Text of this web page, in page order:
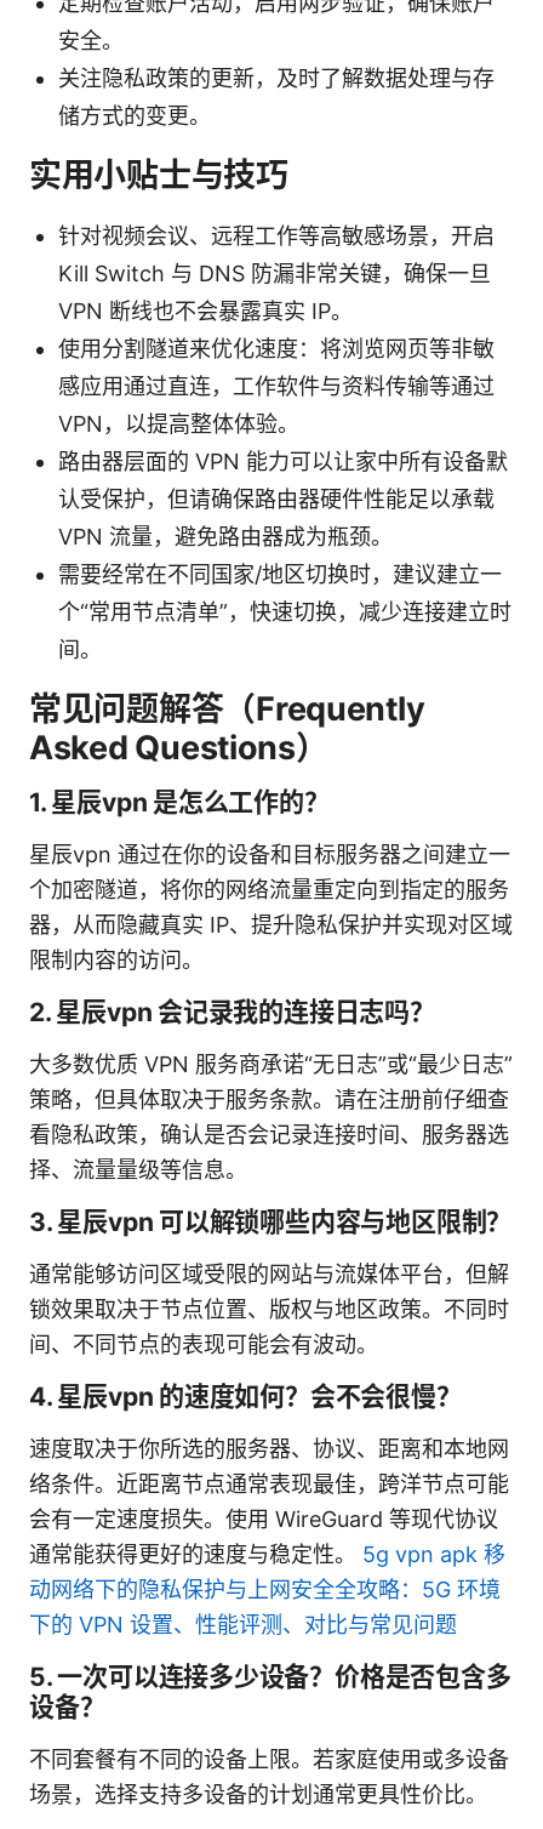
安全。
关注隐私政策的更新，及时了解数据处理与存
储方式的变更。
实用小贴士与技巧
针对视频会议、远程工作等高敏感场景，开启
Kill Switch 与 DNS 防漏非常关键，确保一旦
VPN 断线也不会暴露真实 IP。
使用分割隧道来优化速度：将浏览网页等非敏
感应用通过直连，工作软件与资料传输等通过
VPN，以提高整体体验。
路由器层面的 VPN 能力可以让家中所有设备默
认受保护，但请确保路由器硬件性能足以承载
VPN 流量，避免路由器成为瓶颈。
需要经常在不同国家/地区切换时，建议建立一
个“常用节点清单”，快速切换，减少连接建立时
间。
常见问题解答（Frequently
Asked Questions）
1. 星辰vpn 是怎么工作的？
星辰vpn 通过在你的设备和目标服务器之间建立一
个加密隧道，将你的网络流量重定向到指定的服务
器，从而隐藏真实 IP、提升隐私保护并实现对区域
限制内容的访问。
2. 星辰vpn 会记录我的连接日志吗？
大多数优质 VPN 服务商承诺“无日志”或“最少日志”
策略，但具体取决于服务条款。请在注册前仔细查
看隐私政策，确认是否会记录连接时间、服务器选
择、流量量级等信息。
3. 星辰vpn 可以解锁哪些内容与地区限制？
通常能够访问区域受限的网站与流媒体平台，但解
锁效果取决于节点位置、版权与地区政策。不同时
间、不同节点的表现可能会有波动。
4. 星辰vpn 的速度如何？会不会很慢？
速度取决于你所选的服务器、协议、距离和本地网
络条件。近距离节点通常表现最佳，跨洋节点可能
会有一定速度损失。使用 WireGuard 等现代协议
通常能获得更好的速度与稳定性。 5g vpn apk 移
动网络下的隐私保护与上网安全全攻略：5G 环境
下的 VPN 设置、性能评测、对比与常见问题
5. 一次可以连接多少设备？价格是否包含多
设备？
不同套餐有不同的设备上限。若家庭使用或多设备
场景，选择支持多设备的计划通常更具性价比。